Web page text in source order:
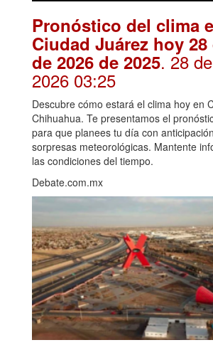
Pronóstico del clima
Ciudad Juárez hoy
de 2026 de 2025. 28
2026 03:25
Descubre cómo estará el clima hoy en
Chihuahua. Te presentamos el
para que planees tu día con
sorpresas meteorológicas. Mantente
las condiciones del tiempo.
Debate.com.mx